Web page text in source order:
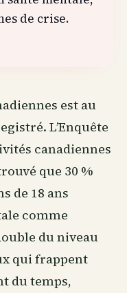
de crise.
est au
L’Enquête
canadiennes
que 30 %
de 18 ans
comme
du niveau
qui frappent
du temps,